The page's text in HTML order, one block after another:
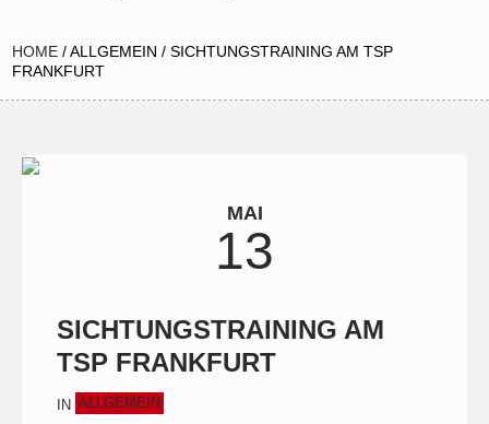
HOME /ALLGEMEIN /SICHTUNGSTRAINING AM TSP
FRANKFURT
MAI
13
SICHTUNGSTRAINING AM
TSP FRANKFURT
IN ALLGEMEIN